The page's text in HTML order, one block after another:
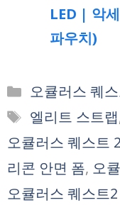
LED | 악
파우치)
카
테
리
오큘러스 퀘
태
그
엘리트 스트랩
오큘러스 퀘스트
리콘 안면 폼, 오
오큘러스 퀘스트